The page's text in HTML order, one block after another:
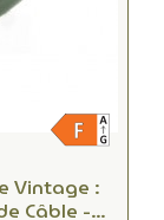
Vintage :
Câble -